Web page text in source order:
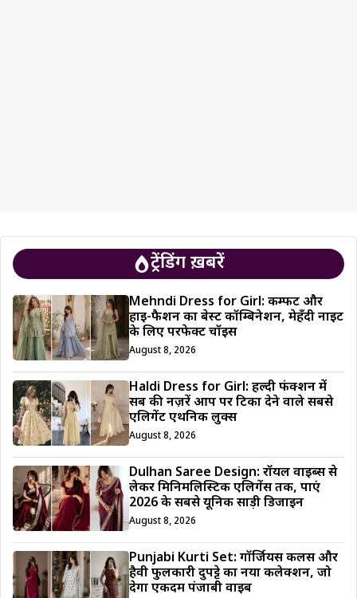
ट्रेंडिंग ख़बरें
Mehndi Dress for Girl: कम्फर्ट और
हाई-फैशन का बेस्ट कॉम्बिनेशन, मेहँदी नाइट
के लिए परफेक्ट चॉइस
August 8, 2026
Haldi Dress for Girl: हल्दी फंक्शन में
सब की नज़रें आप पर टिका देने वाले सबसे
एलिगेंट एथनिक लुक्स
August 8, 2026
Dulhan Saree Design: रॉयल वाइब्स से
लेकर मिनिमलिस्टिक एलिगेंस तक, पाएं
2026 के सबसे यूनिक साड़ी डिजाईन
August 8, 2026
Punjabi Kurti Set: गॉर्जियस कलर्स और
हैवी फुलकारी दुपट्टे का नया कलेक्शन, जो
देगा एकदम पंजाबी वाइब